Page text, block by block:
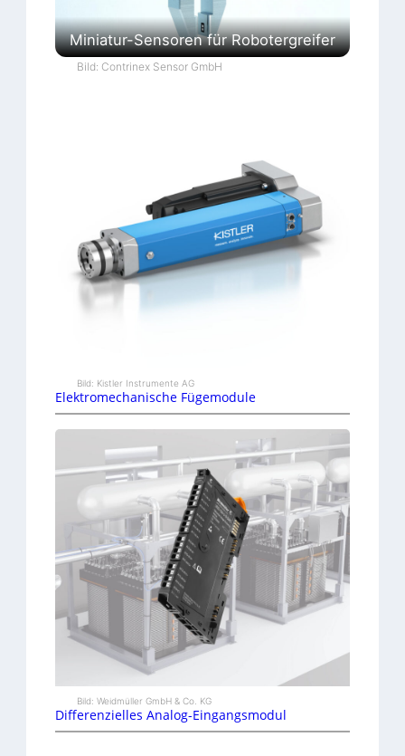
Miniatur-Sensoren für Robotergreifer
Bild: Contrinex Sensor GmbH
Bild: Kistler Instrumente AG
Elektromechanische Fügemodule
Bild: Weidmüller GmbH & Co. KG
Differenzielles Analog-Eingangsmodul